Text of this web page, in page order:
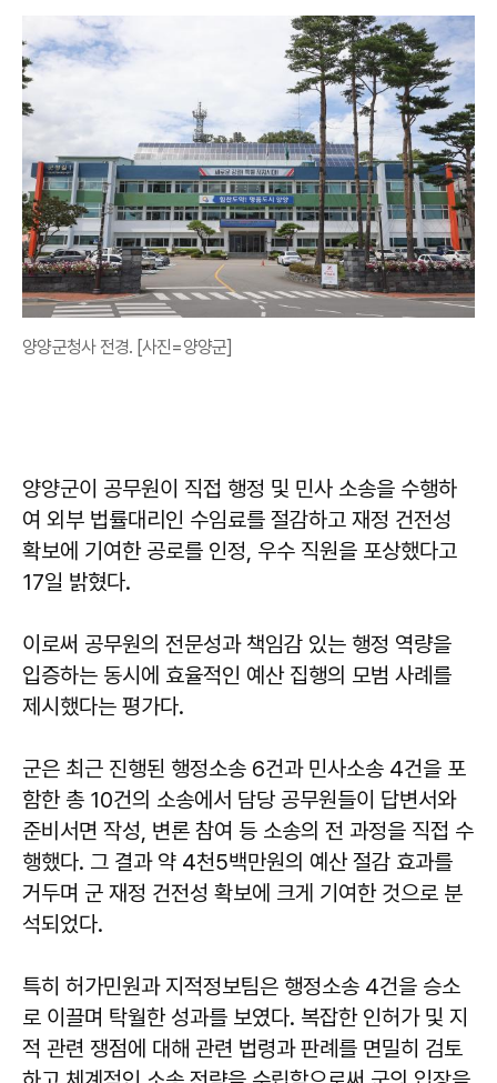
양양군청사 전경. [사진=양양군]
양양군이 공무원이 직접 행정 및 민사 소송을 수행하
여 외부 법률대리인 수임료를 절감하고 재정 건전성
확보에 기여한 공로를 인정, 우수 직원을 포상했다고
17일 밝혔다.
이로써 공무원의 전문성과 책임감 있는 행정 역량을
입증하는 동시에 효율적인 예산 집행의 모범 사례를
제시했다는 평가다.
군은 최근 진행된 행정소송 6건과 민사소송 4건을 포
함한 총 10건의 소송에서 담당 공무원들이 답변서와
준비서면 작성, 변론 참여 등 소송의 전 과정을 직접 수
행했다. 그 결과 약 4천5백만원의 예산 절감 효과를
거두며 군 재정 건전성 확보에 크게 기여한 것으로 분
석되었다.
특히 허가민원과 지적정보팀은 행정소송 4건을 승소
로 이끌며 탁월한 성과를 보였다. 복잡한 인허가 및 지
적 관련 쟁점에 대해 관련 법령과 판례를 면밀히 검토